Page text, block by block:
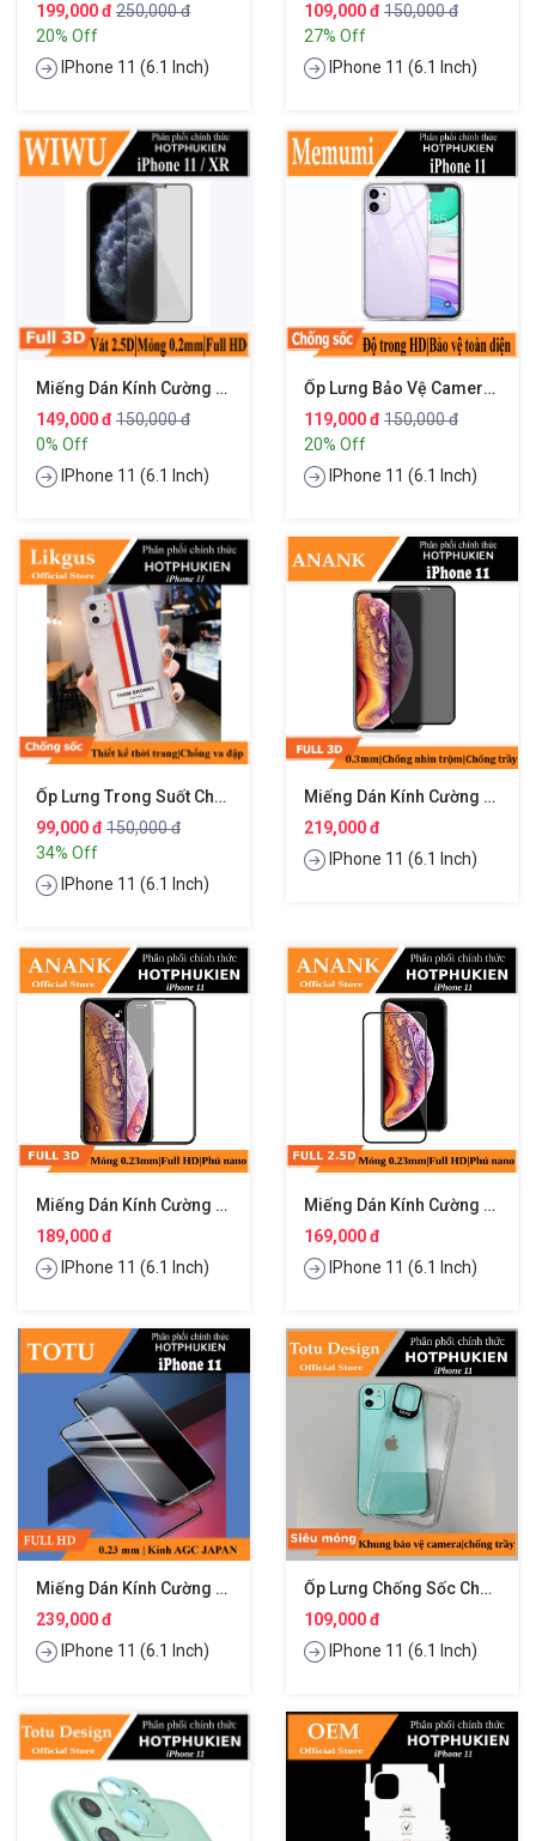
199,000 đ 250,000 đ
20% Off
IPhone 11 (6.1 Inch)
109,000 đ 150,000 đ
27% Off
IPhone 11 (6.1 Inch)
Miếng Dán Kính Cường Lực Cho IPhone 11 Hiệu WIWU IVista
149,000 đ 150,000 đ
0% Off
IPhone 11 (6.1 Inch)
Ốp Lưng Bảo Vệ Camera Trong Suốt Cho IPhone 11 (6.1 Inch) Hiệu Memumi Glitter
119,000 đ 150,000 đ
20% Off
IPhone 11 (6.1 Inch)
Ốp Lưng Trong Suốt Chống Sốc Cho IPhone 11 Hiệu Likgus Thom Browne
99,000 đ 150,000 đ
34% Off
IPhone 11 (6.1 Inch)
Miếng Dán Kính Cường Lực 3D Chống Nhìn Trộm Cho IPhone 11 Hiệu ANANK
219,000 đ
IPhone 11 (6.1 Inch)
Miếng Dán Kính Cường Lực Full 3D Cho IPhone 11 Hiệu ANANK
189,000 đ
IPhone 11 (6.1 Inch)
Miếng Dán Kính Cường Lực Full 2.5D Cho IPhone 11 Hiệu ANANK
169,000 đ
IPhone 11 (6.1 Inch)
Miếng Dán Kính Cường Lực Full 3D Cho IPhone 11 Hiệu TOTU
239,000 đ
IPhone 11 (6.1 Inch)
Ốp Lưng Chống Sốc Cho IPhone 11 Trang Bị Viền Nhôm Bảo Vệ Camera Hiệu Totu Sparkling
109,000 đ
IPhone 11 (6.1 Inch)